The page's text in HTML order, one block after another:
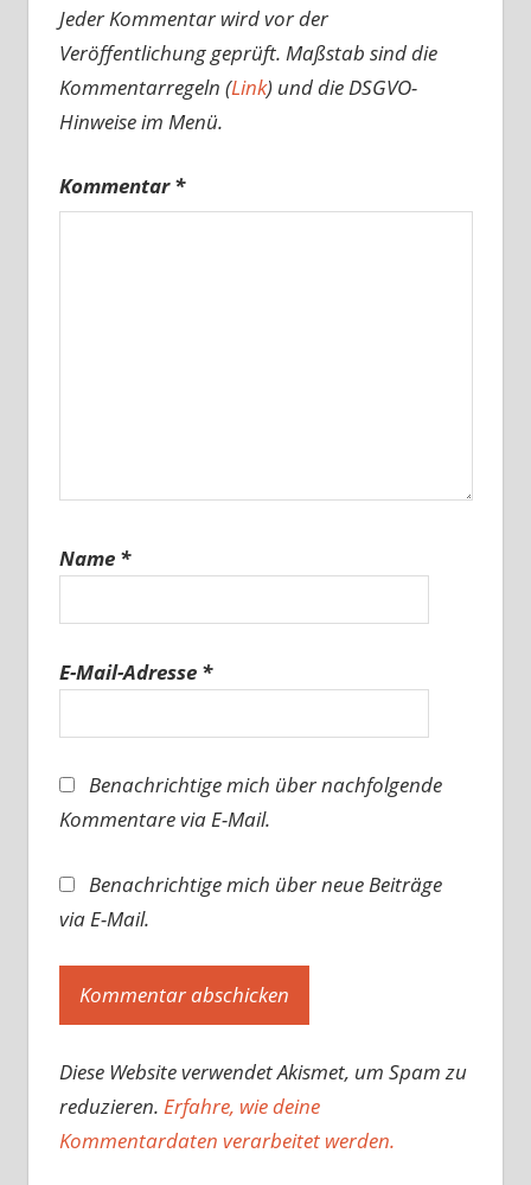
Jeder Kommentar wird vor der
Veröffentlichung geprüft. Maßstab sind die
Kommentarregeln (Link) und die DSGVO-
Hinweise im Menü.
Kommentar*
Name *
E-Mail-Adresse *
Benachrichtige mich über nachfolgende
Kommentare via E-Mail.
Benachrichtige mich über neue Beiträge
via E-Mail.
Diese Website verwendet Akismet, um Spam zu
reduzieren. Erfahre, wie deine
Kommentardaten verarbeitet werden.